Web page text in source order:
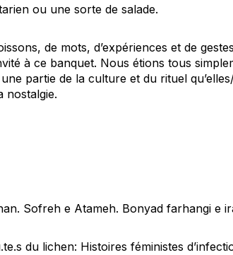
ou une sorte de salade.
de mots, d’expériences et de
à ce banquet. Nous étions tous
partie de la culture et du rituel
nostalgie.
Sofreh e Atameh. Bonyad farhangi e
du lichen: Histoires féministes